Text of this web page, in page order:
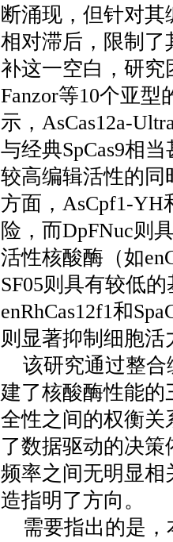
断涌现，但针对
相对滞后，限制了
补这一空白，研究
Fanzor等10个亚
示，AsCas12a-
与经典SpCas9相
较高编辑活性的同
方面，AsCpf1-YH
险，而DpFNuc则
活性核酸酶（如
SF05则具有较低
enRhCas12f1和
则显著抑制细胞活
该研究通过整
建了核酸酶性能
全性之间的权衡关
了数据驱动的决
频率之间无明显相
造指明了方向。
需要指出的是